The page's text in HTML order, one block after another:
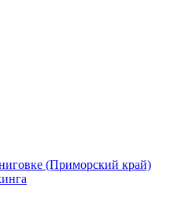
(Приморский край)